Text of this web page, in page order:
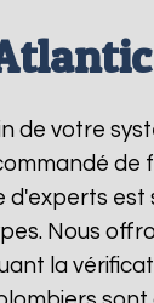
de votre
d'experts est
Nous
la